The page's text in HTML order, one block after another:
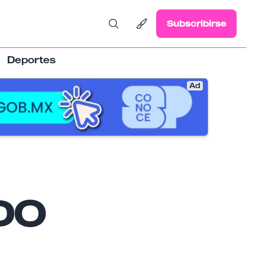
Subscribirse
Deportes
Ad